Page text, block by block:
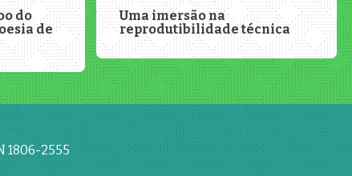
do
de
Uma imersão na
reprodutibilidade técnica
1806-2555